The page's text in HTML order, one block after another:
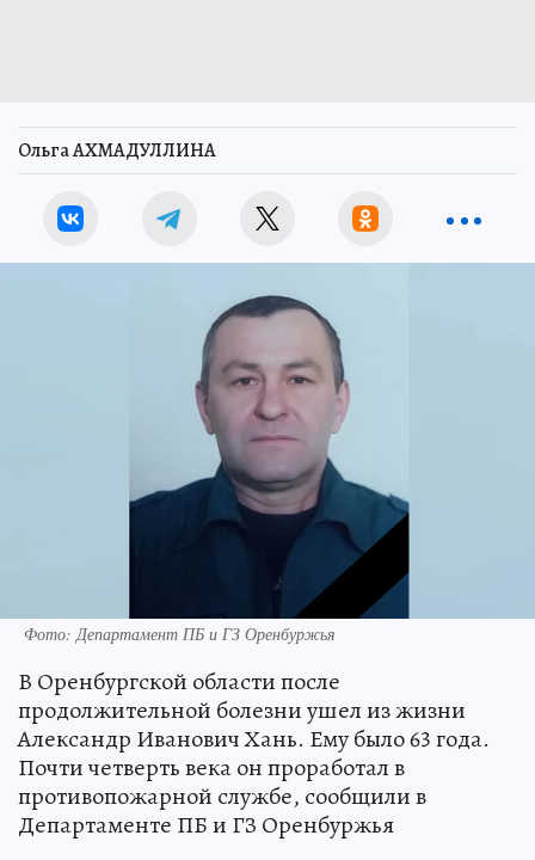
Ольга АХМАДУЛЛИНА
Фото: Департамент ПБ и ГЗ Оренбуржья
В Оренбургской области после
продолжительной болезни ушел из жизни
Александр Иванович Хань. Ему было 63 года.
Почти четверть века он проработал в
противопожарной службе, сообщили в
Департаменте ПБ и ГЗ Оренбуржья